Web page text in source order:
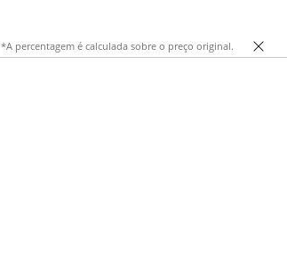
*A percentagem é calculada sobre o preço original.